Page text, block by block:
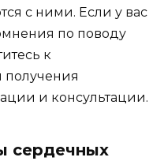
с ними. Если у вас
по поводу
к
получения
и консультации.
сердечных